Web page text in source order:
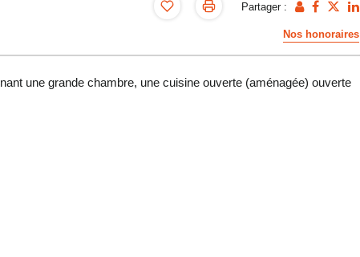
Partager :
Nos honoraires
une grande chambre, une cuisine ouverte (aménagée) ouverte